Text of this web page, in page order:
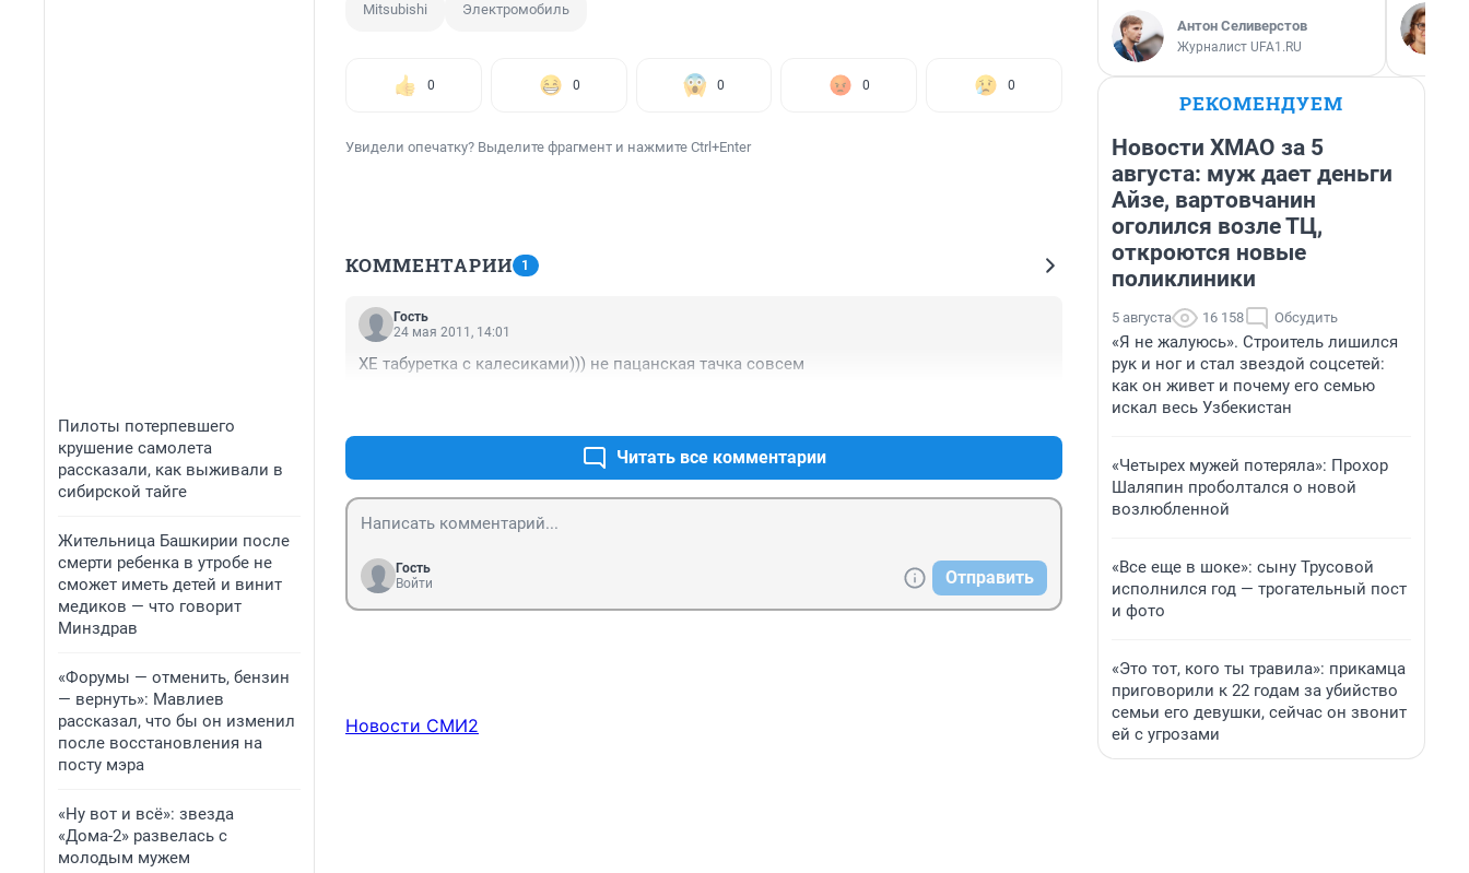
Пилоты потерпевшего
крушение самолета
рассказали, как выживали в
сибирской тайге
Жительница Башкирии после
смерти ребенка в утробе не
сможет иметь детей и винит
медиков — что говорит
Минздрав
«Форумы — отменить, бензин
— вернуть»: Мавлиев
рассказал, что бы он изменил
после восстановления на
посту мэра
«Ну вот и всё»: звезда
«Дома-2» развелась с
молодым мужем
Mitsubishi Электромобиль
0 0 0 0 0
Увидели опечатку? Выделите фрагмент и нажмите Ctrl+Enter
КОММЕНТАРИИ 1
Гость
24 мая 2011, 14:01
ХЕ табуретка с калесиками))) не пацанская тачка совсем
Читать все комментарии
Гость
Войти
Отправить
Новости СМИ2
Антон Селиверстов
Журналист UFA1.RU
РЕКОМЕНДУЕМ
Новости ХМАО за 5
августа: муж дает деньги
Айзе, вартовчанин
оголился возле ТЦ,
откроются новые
поликлиники
5 августа 16 158 Обсудить
«Я не жалуюсь». Строитель лишился
рук и ног и стал звездой соцсетей:
как он живет и почему его семью
искал весь Узбекистан
«Четырех мужей потеряла»: Прохор
Шаляпин проболтался о новой
возлюбленной
«Все еще в шоке»: сыну Трусовой
исполнился год — трогательный пост
и фото
«Это тот, кого ты травила»: прикамца
приговорили к 22 годам за убийство
семьи его девушки, сейчас он звонит
ей с угрозами